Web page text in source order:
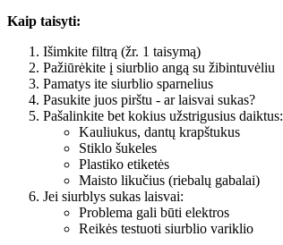
Kaip taisyti:
Išimkite filtrą (žr. 1 taisymą)
Pažiūrėkite į siurblio angą su žibintuvėliu
Pamatys ite siurblio sparnelius
Pasukite juos pirštu - ar laisvai sukas?
Pašalinkite bet kokius užstrigusius daiktus:
Kauliukus, dantų krapštukus
Stiklo šukeles
Plastiko etiketės
Maisto likučius (riebalų gabalai)
Jei siurblys sukas laisvai:
Problema gali būti elektros
Reikės testuoti siurblio variklio